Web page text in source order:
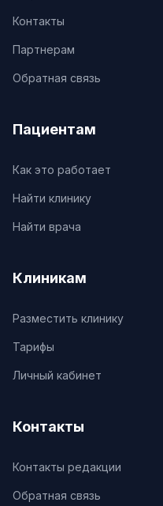
Контакты
Партнерам
Обратная связь
Пациентам
Как это работает
Найти клинику
Найти врача
Клиникам
Разместить клинику
Тарифы
Личный кабинет
Контакты
Контакты редакции
Обратная связь